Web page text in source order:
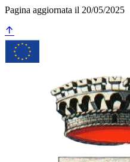
Pagina aggiornata il 20/05/2025